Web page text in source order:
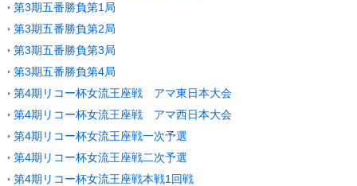
第3期五番勝負第1局
第3期五番勝負第2局
第3期五番勝負第3局
第3期五番勝負第4局
第4期リコー杯女流王座戦 アマ東日本大会
第4期リコー杯女流王座戦 アマ西日本大会
第4期リコー杯女流王座戦一次予選
第4期リコー杯女流王座戦二次予選
第4期リコー杯女流王座戦本戦1回戦